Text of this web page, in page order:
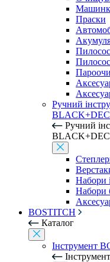
Праски
Ручний
Ручний
Набори
Набори
BOSTITCH
Каталог
Інструмент